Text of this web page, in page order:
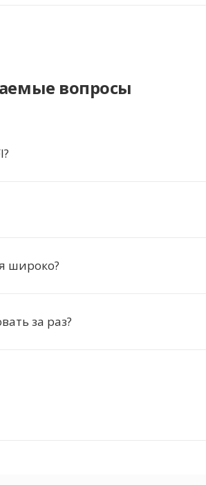
вопросы
широко?
за раз?